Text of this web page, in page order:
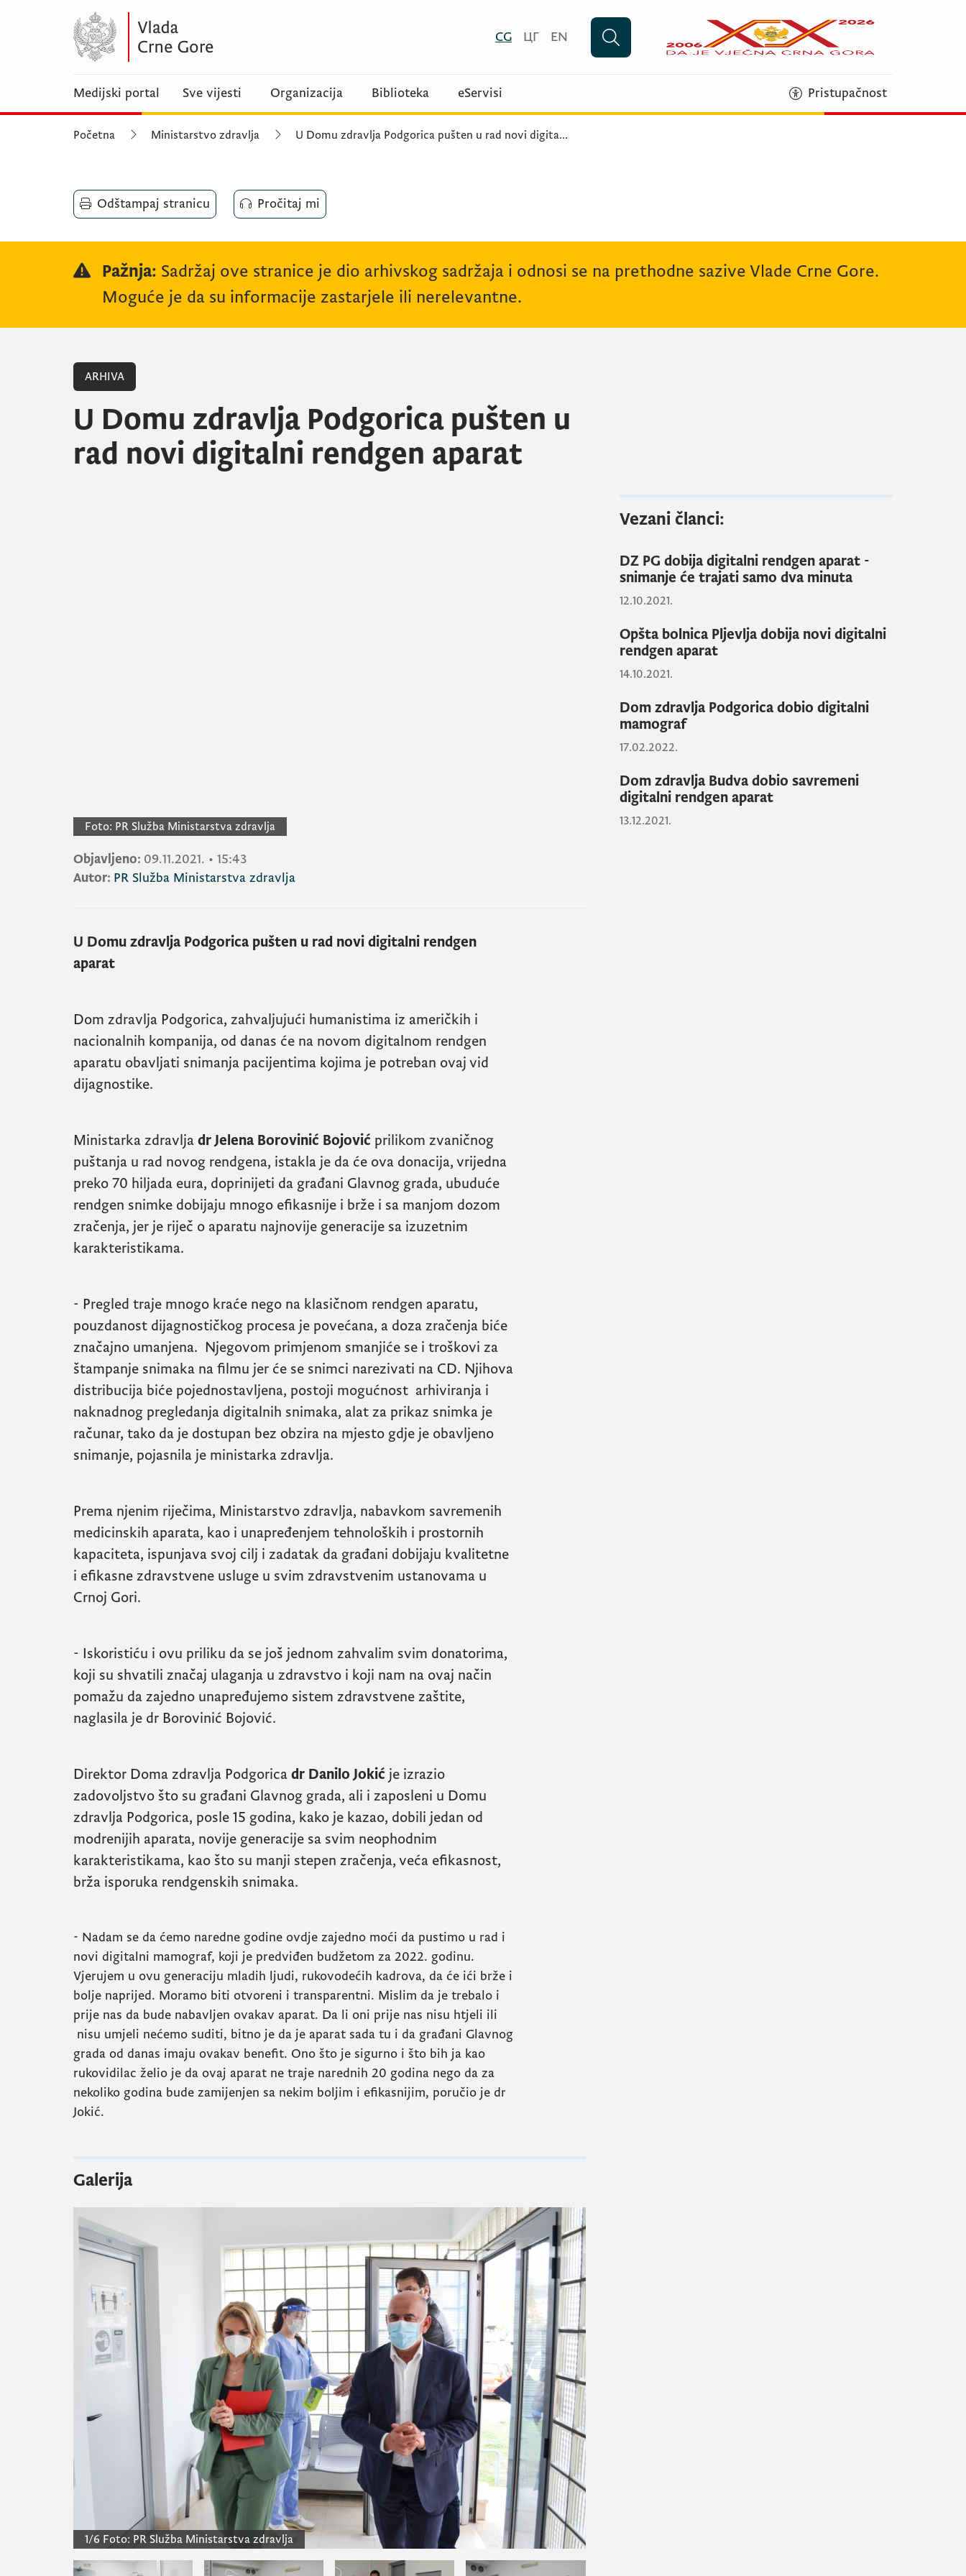
CG ЦГ EN
Medijski portal Sve vijesti Organizacija Biblioteka eServisi Pristupačnost
Početna Ministarstvo zdravlja U Domu zdravlja Podgorica pušten u rad novi digita...
Odštampaj stranicu Pročitaj mi
Pažnja: Sadržaj ove stranice je dio arhivskog sadržaja i odnosi se na prethodne sazive Vlade Crne Gore.
Moguće je da su informacije zastarjele ili nerelevantne.
ARHIVA
U Domu zdravlja Podgorica pušten u
rad novi digitalni rendgen aparat
Foto: PR Služba Ministarstva zdravlja
Objavljeno: 09.11.2021. • 15:43
Autor: PR Služba Ministarstva zdravlja
U Domu zdravlja Podgorica pušten u rad novi digitalni rendgen
aparat
Dom zdravlja Podgorica, zahvaljujući humanistima iz američkih i
nacionalnih kompanija, od danas će na novom digitalnom rendgen
aparatu obavljati snimanja pacijentima kojima je potreban ovaj vid
dijagnostike.
Ministarka zdravlja dr Jelena Borovinić Bojović prilikom zvaničnog
puštanja u rad novog rendgena, istakla je da će ova donacija, vrijedna
preko 70 hiljada eura, doprinijeti da građani Glavnog grada, ubuduće
rendgen snimke dobijaju mnogo efikasnije i brže i sa manjom dozom
zračenja, jer je riječ o aparatu najnovije generacije sa izuzetnim
karakteristikama.
- Pregled traje mnogo kraće nego na klasičnom rendgen aparatu,
pouzdanost dijagnostičkog procesa je povećana, a doza zračenja biće
značajno umanjena. Njegovom primjenom smanjiće se i troškovi za
štampanje snimaka na filmu jer će se snimci narezivati na CD. Njihova
distribucija biće pojednostavljena, postoji mogućnost arhiviranja i
naknadnog pregledanja digitalnih snimaka, alat za prikaz snimka je
računar, tako da je dostupan bez obzira na mjesto gdje je obavljeno
snimanje, pojasnila je ministarka zdravlja.
Prema njenim riječima, Ministarstvo zdravlja, nabavkom savremenih
medicinskih aparata, kao i unapređenjem tehnoloških i prostornih
kapaciteta, ispunjava svoj cilj i zadatak da građani dobijaju kvalitetne
i efikasne zdravstvene usluge u svim zdravstvenim ustanovama u
Crnoj Gori.
- Iskoristiću i ovu priliku da se još jednom zahvalim svim donatorima,
koji su shvatili značaj ulaganja u zdravstvo i koji nam na ovaj način
pomažu da zajedno unapređujemo sistem zdravstvene zaštite,
naglasila je dr Borovinić Bojović.
Direktor Doma zdravlja Podgorica dr Danilo Jokić je izrazio
zadovoljstvo što su građani Glavnog grada, ali i zaposleni u Domu
zdravlja Podgorica, posle 15 godina, kako je kazao, dobili jedan od
modrenijih aparata, novije generacije sa svim neophodnim
karakteristikama, kao što su manji stepen zračenja, veća efikasnost,
brža isporuka rendgenskih snimaka.
- Nadam se da ćemo naredne godine ovdje zajedno moći da pustimo u rad i
novi digitalni mamograf, koji je predviđen budžetom za 2022. godinu.
Vjerujem u ovu generaciju mladih ljudi, rukovodećih kadrova, da će ići brže i
bolje naprijed. Moramo biti otvoreni i transparentni. Mislim da je trebalo i
prije nas da bude nabavljen ovakav aparat. Da li oni prije nas nisu htjeli ili
nisu umjeli nećemo suditi, bitno je da je aparat sada tu i da građani Glavnog
grada od danas imaju ovakav benefit. Ono što je sigurno i što bih ja kao
rukovidilac želio je da ovaj aparat ne traje narednih 20 godina nego da za
nekoliko godina bude zamijenjen sa nekim boljim i efikasnijim, poručio je dr
Jokić.
Galerija
1/6 Foto: PR Služba Ministarstva zdravlja
Vezani članci:
DZ PG dobija digitalni rendgen aparat -
snimanje će trajati samo dva minuta
12.10.2021.
Opšta bolnica Pljevlja dobija novi digitalni
rendgen aparat
14.10.2021.
Dom zdravlja Podgorica dobio digitalni
mamograf
17.02.2022.
Dom zdravlja Budva dobio savremeni
digitalni rendgen aparat
13.12.2021.